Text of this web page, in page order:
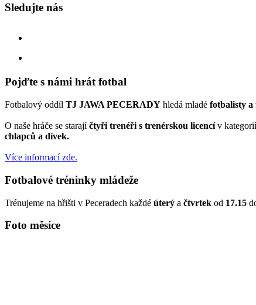
Sledujte nás
Pojďte s námi hrát fotbal
Fotbalový oddíl TJ JAWA PECERADY hledá mladé fotbalisty a
O naše hráče se starajíčtyři trenéři s trenérskou licencív
chlapců a dívek.
Více informací zde.
Fotbalové tréninky mládeže
Trénujeme na hřišti v Peceradech každé úterý a čtvrtek od 17.15
Foto měsíce